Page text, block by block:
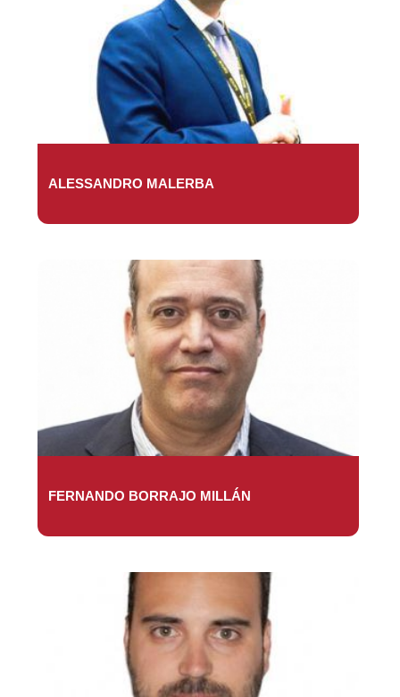
ALESSANDRO MALERBA
FERNANDO BORRAJO MILLÁN